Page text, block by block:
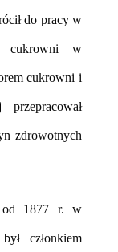
do pracy w
cukrowni w
cukrowni i
zdrowotnych
od 1877 r. w
członkiem